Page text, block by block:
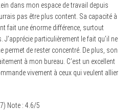
dans mon espace de travail depuis
pas être plus content. Sa capacité à
fait une énorme différence, surtout
particulièrement le fait qu’il ne
permet de rester concentré. De plus, son
à mon bureau. C’est un excellent
vivement à ceux qui veulent allier
) Note : 4.6/5